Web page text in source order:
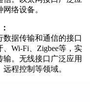
络设备。
据传输和通信的接口
Wi-Fi、Zigbee等，实
。无线接口广泛应用
程控制等领域。